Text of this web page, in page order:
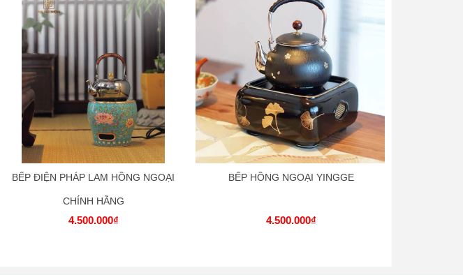
BẾP ĐIỆN PHÁP LAM HỒNG NGOẠI
CHÍNH HÃNG
4.500.000₫
BẾP HỒNG NGOẠI YINGGE
4.500.000₫